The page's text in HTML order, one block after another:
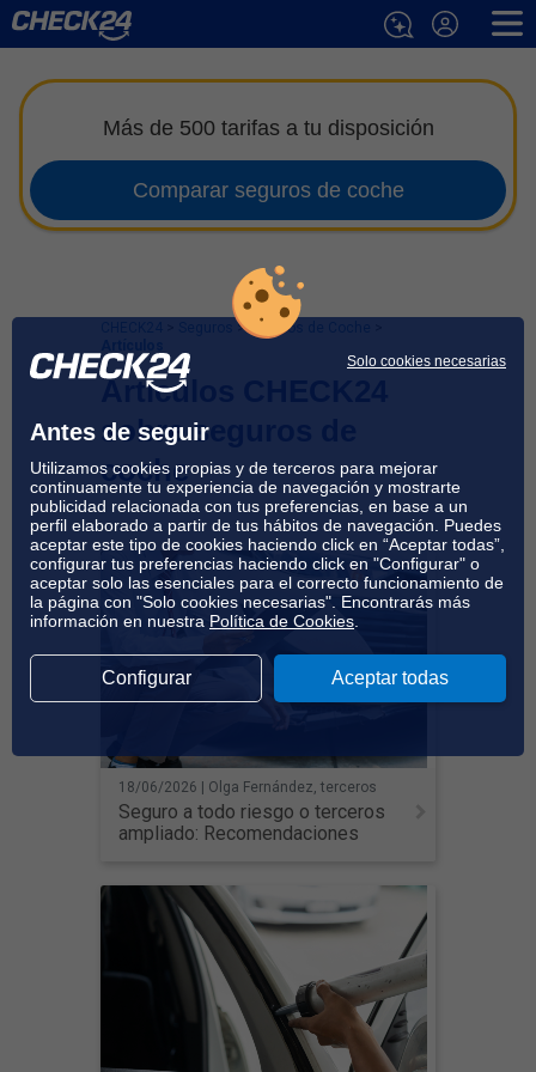
Más de 500 tarifas a tu disposición
Comparar seguros de coche
> Seguros de Coche
Artículos CHECK24
sobre seguros de
coche
18/06/2026 | Olga Fernández, terceros
ampliado, todo riesgo
Seguro a todo riesgo o terceros
ampliado: Recomendaciones
Solo cookies necesarias
Antes de seguir
Utilizamos cookies propias y de terceros para mejorar
continuamente tu experiencia de navegación y mostrarte
publicidad relacionada con tus preferencias, en base a un
perfil elaborado a partir de tus hábitos de navegación. Puedes
aceptar este tipo de cookies haciendo click en “Aceptar todas”,
configurar tus preferencias haciendo click en "Configurar" o
aceptar solo las esenciales para el correcto funcionamiento de
la página con "Solo cookies necesarias". Encontrarás más
información en nuestra Política de Cookies
Configurar Aceptar todas